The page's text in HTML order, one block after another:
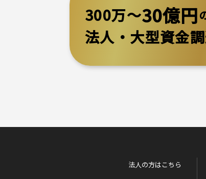
300万～30億円
法人・大型資金
法人の方はこちら